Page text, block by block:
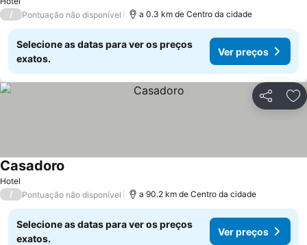
/ Pontuação não disponível a 0.3 km de Centro da cidade
Selecione as datas para ver os preços
exatos.
Ver preços
Partilhar
Hotel
Casadoro
/ Pontuação não disponível a 90.2 km de Centro da cidade
Selecione as datas para ver os preços
exatos.
Ver preços